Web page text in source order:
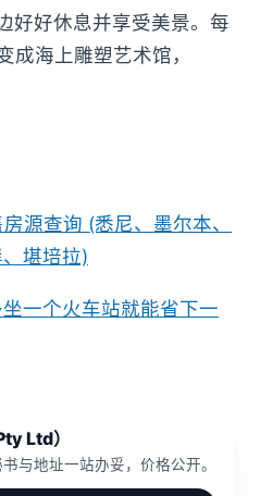
好好休息并享受美景。每
成海上雕塑艺术馆，
源查询 (悉尼、墨尔本、
堪培拉)
一个火车站就能省下一
Ltd）
与地址一站办妥，价格公开。